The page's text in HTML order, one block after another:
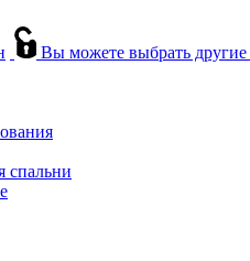
Вы можете выбрать
спальни